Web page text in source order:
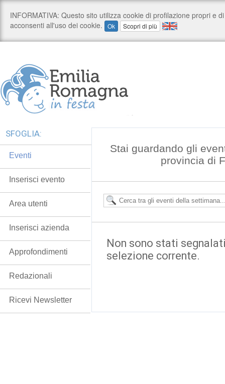
Stai guardando gli
provincia di
Non sono stati
selezione corrente.
SFOGLIA:
Eventi
Inserisci evento
Area utenti
Inserisci azienda
Approfondimenti
Redazionali
Ricevi Newsletter